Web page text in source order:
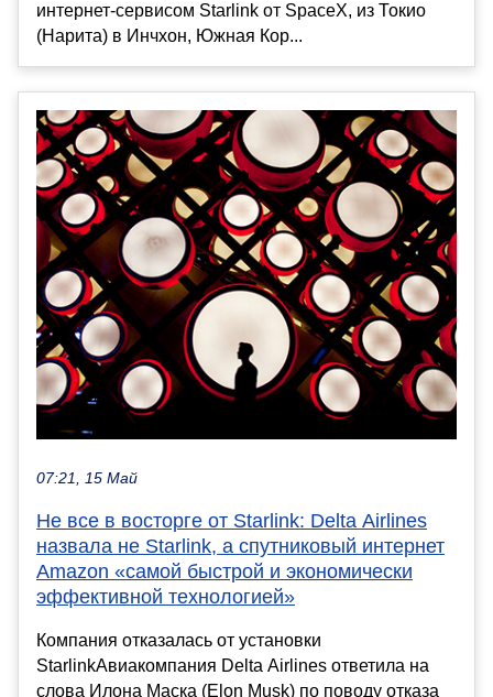
интернет-сервисом Starlink от SpaceX, из Токио
(Нарита) в Инчхон, Южная Кор...
07:21, 15 Май
Не все в восторге от Starlink: Delta Airlines
назвала не Starlink, а спутниковый интернет
Amazon «самой быстрой и экономически
эффективной технологией»
Компания отказалась от установки
StarlinkАвиакомпания Delta Airlines ответила на
слова Илона Маска (Elon Musk) по поводу отказа